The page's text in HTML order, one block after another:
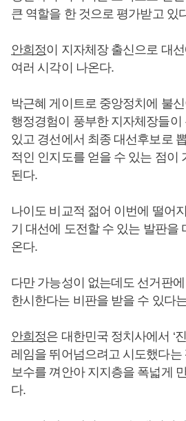
큰 역할을 한 것으로 평가받고 있
안희정이 지자체장 출신으로 대
여러 시각이 나온다.
박근혜 게이트로 중앙정치에 불
행정경험이 풍부한 지자체장들
있고 경선에서 최종 대선후보로
적인 인지도를 얻을 수 있는 점이
된다.
나이도 비교적 젊어 이번에 떨어
기 대선에 도전할 수 있는 발판을
온다.
다만 가능성이 없는데도 선거판
한시한다는 비판을 받을 수 있다
안희정은 대한민국 정치사에서 ‘
레임을 뛰어넘으려고 시도했다는
보수를 껴안아 지지층을 폭넓게
다.